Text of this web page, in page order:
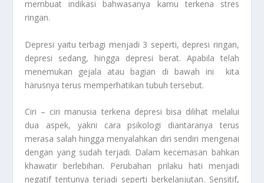
membuat indikasi bahwasanya kamu terkena stres
ringan.
Depresi yaitu terbagi menjadi 3 seperti, depresi ringan,
depresi sedang, hingga depresi berat. Apabila telah
menemukan gejala atau bagian di bawah ini kita
harusnya terus memperhatikan tubuh tersebut.
Ciri – ciri manusia terkena depresi bisa dilihat melalui
dua aspek, yakni cara psikologi diantaranya terus
merasa salah hingga menyalahkan diri sendiri mengenai
dengan yang sudah terjadi. Dalam kecemasan bahkan
khawatir berlebihan. Perubahan prilaku hati menjadi
negatif tentunya terjadi seperti berkelanjutan. Sensitif,